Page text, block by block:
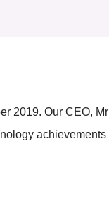
2019. Our CEO,